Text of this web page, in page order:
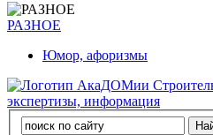
РАЗНОЕ
Юмор, афоризмы
экспертизы, информация